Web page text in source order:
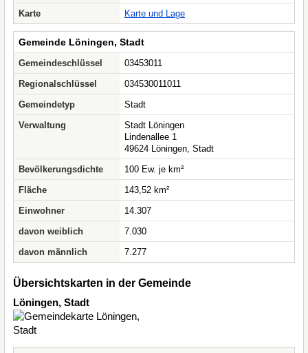
Karte
Karte und Lage
Gemeinde Löningen, Stadt
Gemeindeschlüssel
03453011
Regionalschlüssel
034530011011
Gemeindetyp
Stadt
Verwaltung
Stadt Löningen
Lindenallee 1
49624 Löningen, Stadt
Bevölkerungsdichte
100 Ew. je km²
Fläche
143,52 km²
Einwohner
14.307
davon weiblich
7.030
davon männlich
7.277
Übersichtskarten in der Gemeinde
Löningen, Stadt